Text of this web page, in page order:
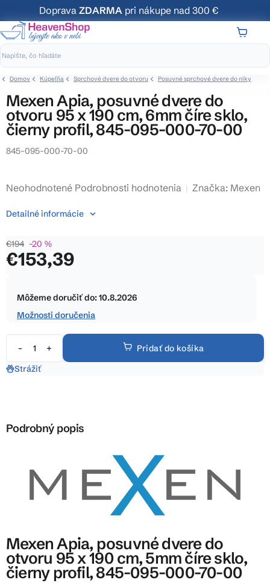
na
obsah
Doprava ZDARMA pri nákupe nad 300 €
Domov Kúpeľňa Sprchové dvere do otvoru Posuvné sprchové dvere do niky
Mexen Apia, posuvné dvere do
otvoru 95 x 190 cm, 6mm číre sklo,
čierny profil, 845-095-000-70-00
845-095-000-70-00
Priemerné
produktu
0,0
z
Neohodnotené Podrobnosti hodnotenia Značka: Mexen
€194 –20 %
€153,39
cena:
Môžeme doručiť do:10.8.2026
Možnosti doručenia
Pridať do košíka
Detailné informácie
Strážiť
Podrobný popis
Mexen Apia, posuvné dvere do
otvoru 95 x 190 cm, 5mm číre sklo,
čierny profil, 845-095-000-70-00